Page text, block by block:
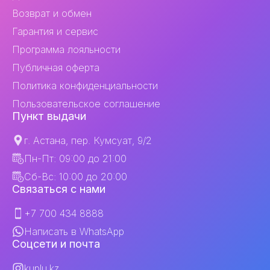
Возврат и обмен
Гарантия и сервис
Программа лояльности
Публичная оферта
Политика конфиденциальности
Пользовательское соглашение
Пункт выдачи
г. Астана, пер. Кумсуат, 9/2
Пн-Пт: 09:00 до 21:00
Сб-Вс: 10:00 до 20:00
Связаться с нами
+7 700 434 8888
Написать в WhatsApp
Соцсети и почта